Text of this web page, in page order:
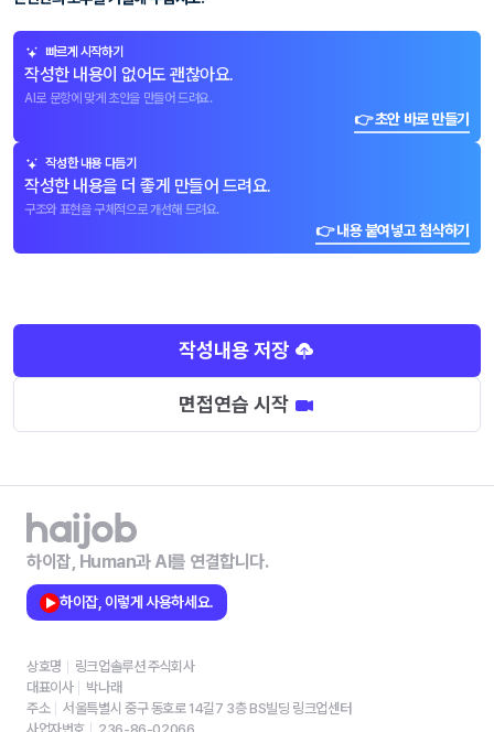
빠르게 시작하기
작성한 내용이 없어도 괜찮아요.
AI로 문항에 맞게 초안을 만들어 드려요.
👉 초안 바로 만들기
작성한 내용 다듬기
작성한 내용을 더 좋게 만들어 드려요.
구조와 표현을 구체적으로 개선해 드려요.
👉 내용 붙여넣고 첨삭하기
작성내용 저장
면접연습 시작
하이잡, Human과 AI를 연결합니다.
하이잡, 이렇게 사용하세요.
상호명
링크업솔루션 주식회사
대표이사
박나래
주소
서울특별시 중구 동호로 14길7 3층 BS빌딩 링크업센터